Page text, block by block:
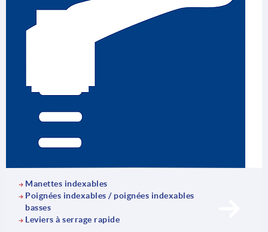
une aide efficace et sûre dans les environnements
industriels. Ils sont essentiels au fonctionnement des
installations automatisées, des robots et des machines, et
garantissent une grande longévité et des temps d’arrêt
Manettes indexables
Poignées indexables / poignées indexables
basses
Leviers à serrage rapide